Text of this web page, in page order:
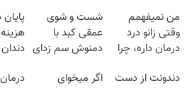
من نمیفهمم
وقتی زانو درد
درمان داره، چرا
تحمل میکنی؟❗
شست و شوی
عمقی کبد با
دمنوش سم زدای
خانگی
دندونت از دست
اگر میخوای
درمان